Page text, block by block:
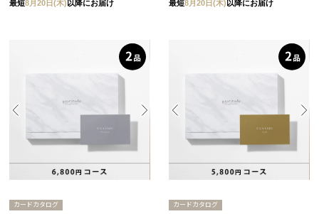
最短8月20日(木) 以降にお届け 最短8月20日(木) 以降にお届け
カードカタログ カードカタログ